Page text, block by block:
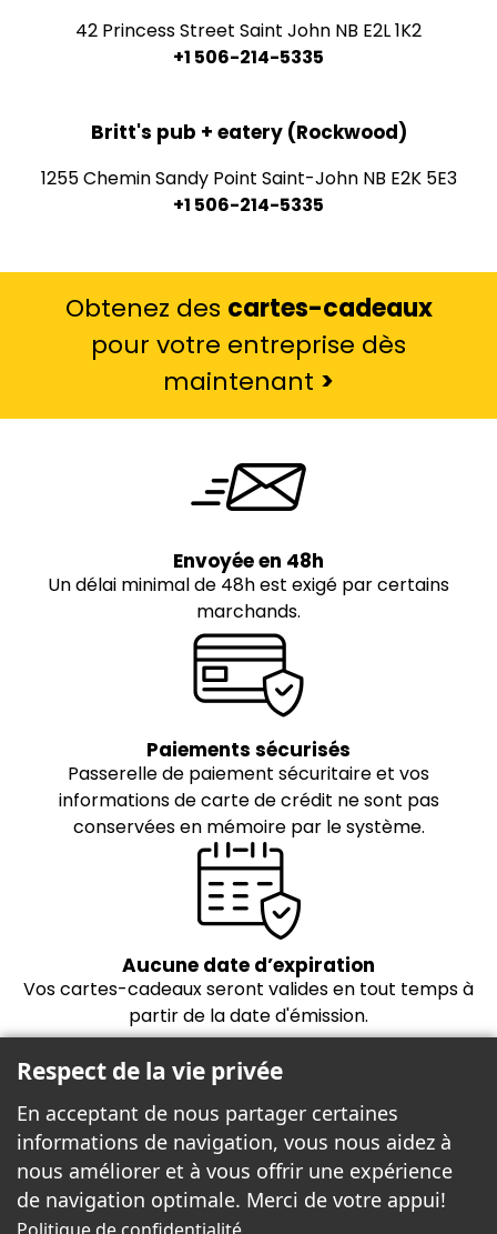
42 Princess Street Saint John NB E2L 1K2
+1 506-214-5335
Britt's pub + eatery (Rockwood)
1255 Chemin Sandy Point Saint-John NB E2K 5E3
+1 506-214-5335
Obtenez des cartes-cadeaux
pour votre entreprise dès
maintenant >
Envoyée en 48h
Un délai minimal de 48h est exigé par certains
marchands.
Paiements sécurisés
Passerelle de paiement sécuritaire et vos
informations de carte de crédit ne sont pas
conservées en mémoire par le système.
Aucune date d’expiration
Vos cartes-cadeaux seront valides en tout temps à
partir de la date d'émission.
Respect de la vie privée
En acceptant de nous partager certaines
informations de navigation, vous nous aidez à
nous améliorer et à vous offrir une expérience
de navigation optimale. Merci de votre appui!